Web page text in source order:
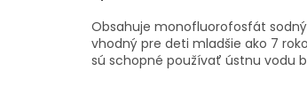
Obsahuje monofluorofosfát
vhodný pre deti mladšie ako 7
sú schopné používať ústnu vodu